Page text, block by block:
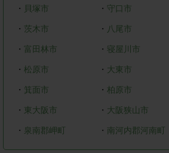
・ 貝塚市 ・ 守口市
・ 茨木市 ・ 八尾市
・ 富田林市 ・ 寝屋川市
・ 松原市 ・ 大東市
・ 箕面市 ・ 柏原市
・ 東大阪市 ・ 大阪狭山市
・ 泉南郡岬町 ・ 南河内郡河南町